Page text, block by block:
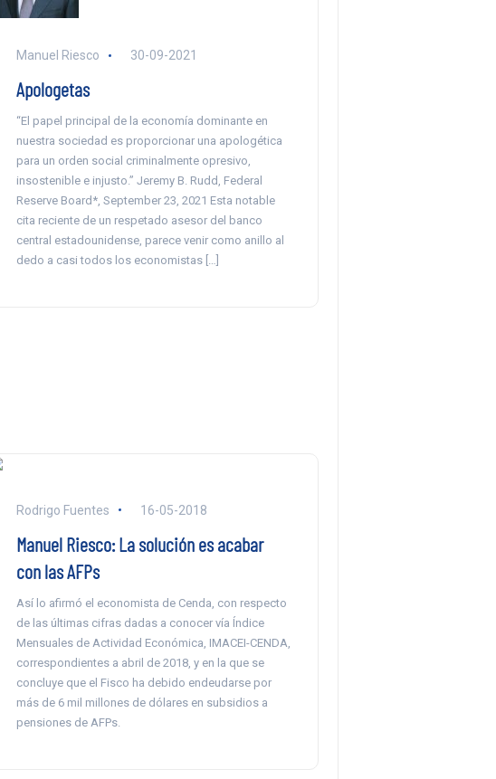
Manuel Riesco 30-09-2021
Apologetas
“El papel principal de la economía dominante en
nuestra sociedad es proporcionar una apologética
para un orden social criminalmente opresivo,
insostenible e injusto.” Jeremy B. Rudd, Federal
Reserve Board*, September 23, 2021 Esta notable
cita reciente de un respetado asesor del banco
central estadounidense, parece venir como anillo al
dedo a casi todos los economistas […]
Rodrigo Fuentes 16-05-2018
Manuel Riesco: La solución es acabar
con las AFPs
Así lo afirmó el economista de Cenda, con respecto
de las últimas cifras dadas a conocer vía Índice
Mensuales de Actividad Económica, IMACEI-CENDA,
correspondientes a abril de 2018, y en la que se
concluye que el Fisco ha debido endeudarse por
más de 6 mil millones de dólares en subsidios a
pensiones de AFPs.